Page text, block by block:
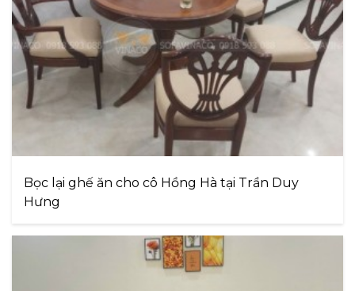
Bọc lại ghế ăn cho cô Hồng Hà tại Trần Duy
Hưng